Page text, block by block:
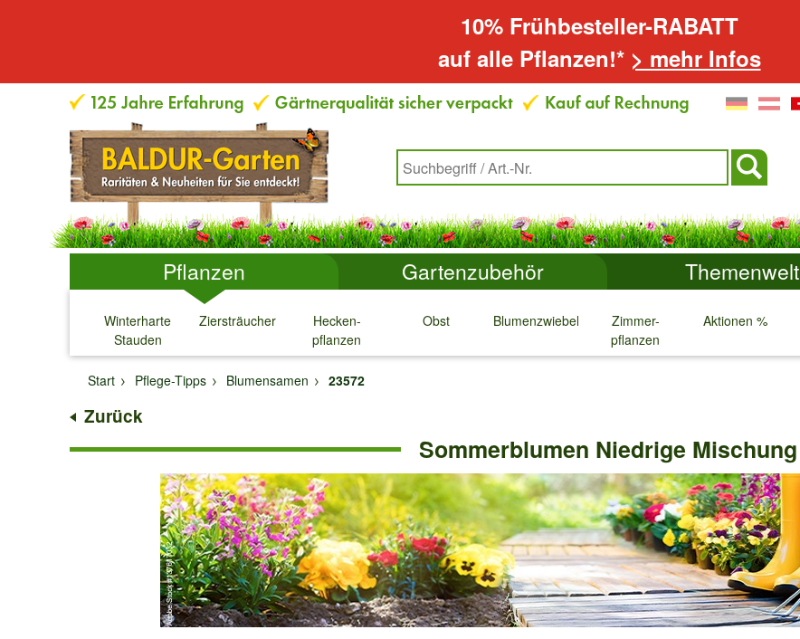
10% Frühbesteller-RABATT
auf alle Pflanzen!* > mehr Infos
Pflanzen Gartenzubehör Themenwelt
Winterharte
Stauden
↓
Ziersträucher
↓
Hecken-
pflanzen
↓
Obst
↓
Blumenzwiebeln
↓
Zimmer-
pflanzen
↓
Aktionen %
↓ ↓
Start
Pflege-Tipps Blumensamen 23572
Zurück
Sommerblumen Niedrige Mischung